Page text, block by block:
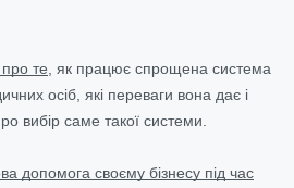
те , як працює спрощена система
осіб, які переваги вона дає і
вибір саме такої системи.
допомога своєму бізнесу під час